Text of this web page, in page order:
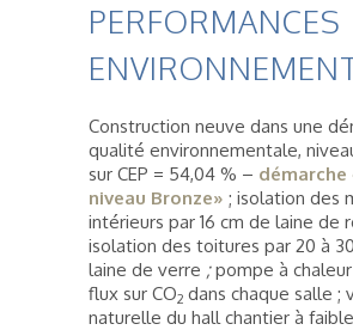
PERFORMANCES
Construction neuve dans une
qualité environne­mentale,
sur CEP = 54,04 % – démarche
niveau Bronze» ; isolation des
intérieurs par 16 cm de laine de
isolation des toitures par 20 à
laine de verre ;pompe à
flux sur CO2 dans chaque salle ;
naturelle du hall chantier à